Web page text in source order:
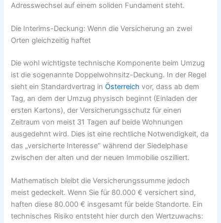
Adresswechsel auf einem soliden Fundament steht.
Die Interims-Deckung: Wenn die Versicherung an zwei
Orten gleichzeitig haftet
Die wohl wichtigste technische Komponente beim Umzug
ist die sogenannte Doppelwohnsitz-Deckung. In der Regel
sieht ein Standardvertrag inÖsterreich vor, dass ab dem
Tag, an dem der Umzug physisch beginnt (Einladen der
ersten Kartons), der Versicherungsschutz für einen
Zeitraum von meist 31 Tagen auf beide Wohnungen
ausgedehnt wird. Dies ist eine rechtliche Notwendigkeit, da
das „versicherte Interesse“ während der Siedelphase
zwischen der alten und der neuen Immobilie oszilliert.
Mathematisch bleibt die Versicherungssumme jedoch
meist gedeckelt. Wenn Sie für 80.000 € versichert sind,
haften diese 80.000 € insgesamt für beide Standorte. Ein
technisches Risiko entsteht hier durch den Wertzuwachs: